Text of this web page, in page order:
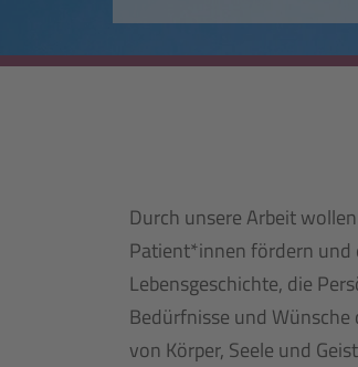
Durch unsere Arbeit
Patient*innen fördern und
Lebensgeschichte, die
Bedürfnisse und
von Körper, Seele und